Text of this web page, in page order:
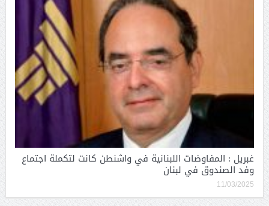
غبريل : المفاوضات اللبنانية في واشنطن كانت لتكملة اجتماع
وفد الصندوق في لبنان
11/03/2025